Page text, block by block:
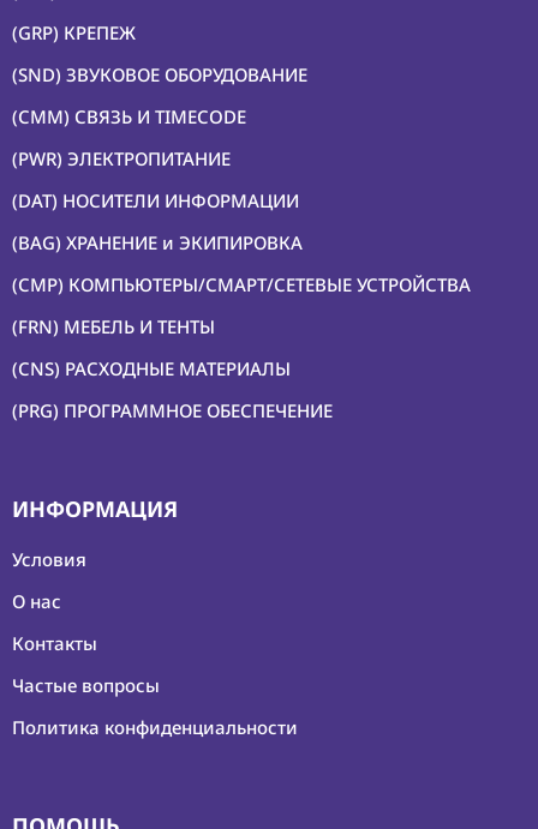
(GRP) КРЕПЕЖ
(SND) ЗВУКОВОЕ ОБОРУДОВАНИЕ
(CMM) СВЯЗЬ И TIMECODE
(PWR) ЭЛЕКТРОПИТАНИЕ
(DAT) НОСИТЕЛИ ИНФОРМАЦИИ
(BAG) ХРАНЕНИЕ и ЭКИПИРОВКА
(CMP) КОМПЬЮТЕРЫ/СМАРТ/СЕТЕВЫЕ УСТРОЙСТВА
(FRN) МЕБЕЛЬ И ТЕНТЫ
(CNS) РАСХОДНЫЕ МАТЕРИАЛЫ
(PRG) ПРОГРАММНОЕ ОБЕСПЕЧЕНИЕ
ИНФОРМАЦИЯ
Условия
О нас
Контакты
Частые вопросы
Политика конфиденциальности